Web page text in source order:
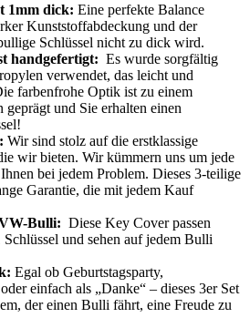
1mm dick: Eine perfekte Balance
Kunststoffabdeckung und der⁢
Schlüssel​ nicht zu dick wird.
handgefertigt: ‍ Es wurde ‍sorgfältig‍
verwendet, das leicht und
farbenfrohe Optik ist ⁤zu einem
und Sie⁤ erhalten einen
Wir sind stolz auf die⁣ erstklassige‌
wir bieten. Wir kümmern ‍uns um jede
bei ‍jedem Problem. ​Dieses 3-teilige
Garantie, die mit jedem Kauf
Bulli: ‍ Diese Key Cover passen
und sehen auf​ jedem‌ Bulli
Egal‌ ob‌ Geburtstagsparty,
⁢einfach als „Danke“ – dieses 3er Set‍
der einen Bulli fährt, ⁣eine Freude⁢ zu​